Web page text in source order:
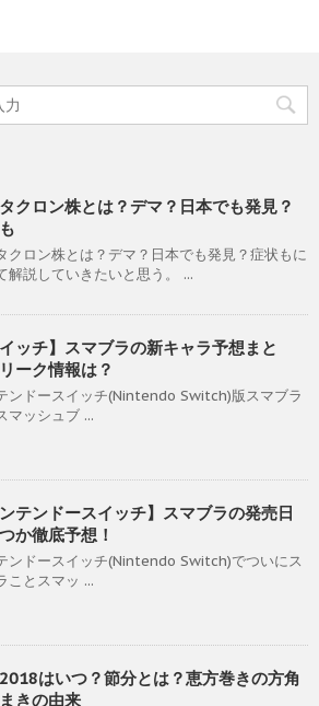
クロン株とは？デマ？日本でも発見？
クロン株とは？デマ？日本でも発見？症状もに
解説していきたいと思う。 ...
イッチ】スマブラの新キャラ予想まと
ーク情報は？
ンドースイッチ(Nintendo Switch)版スマブラ
マッシュブ ...
ンテンドースイッチ】スマブラの発売日
か徹底予想！
ンドースイッチ(Nintendo Switch)でついにス
ことスマッ ...
はいつ？節分とは？恵方巻きの方角
きの由来